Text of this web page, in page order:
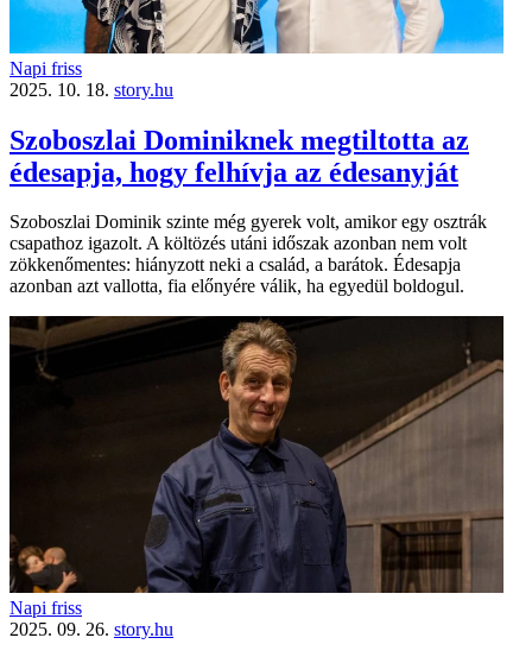
Napi friss
2025. 10. 18. story.hu
Szoboszlai Dominiknek megtiltotta az
édesapja, hogy felhívja az édesanyját
Szoboszlai Dominik szinte még gyerek volt, amikor egy osztrák
csapathoz igazolt. A költözés utáni időszak azonban nem volt
zökkenőmentes: hiányzott neki a család, a barátok. Édesapja
azonban azt vallotta, fia előnyére válik, ha egyedül boldogul.
Napi friss
2025. 09. 26. story.hu